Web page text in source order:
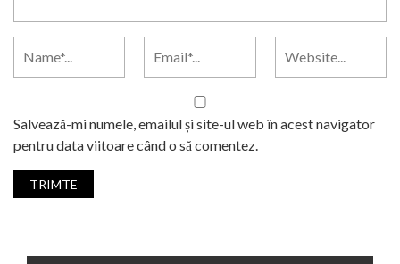
Salvează-mi numele, emailul și site-ul web în acest navigator
pentru data viitoare când o să comentez.